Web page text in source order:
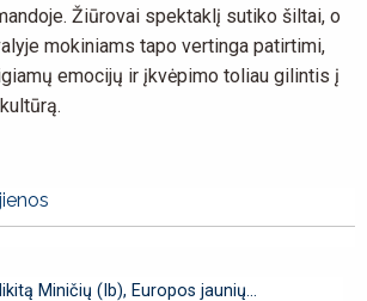
Žiūrovai spektaklį sutiko šiltai, o
mokiniams tapo vertinga patirtimi,
emocijų ir įkvėpimo toliau gilintis į
Miničių (Ib), Europos jaunių...